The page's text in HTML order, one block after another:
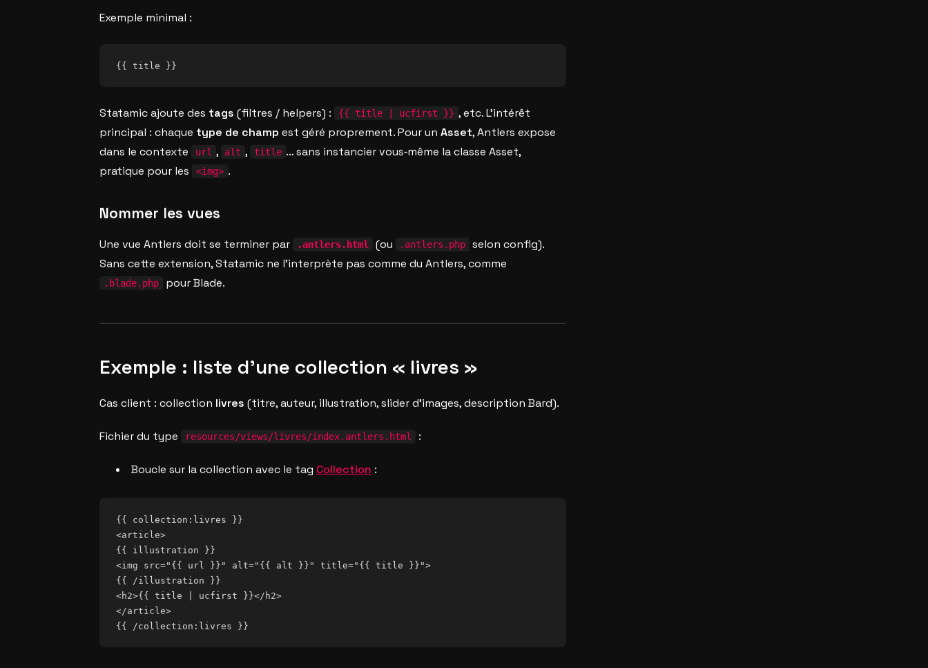
Exemple minimal :
Statamic ajoute des tags (filtres / helpers) : {{ title | ucfirst }} , etc. L’intérêt
principal : chaque type de champ est géré proprement. Pour un Asset, Antlers expose
dans le contexte
url , alt , title … sans instancier vous‑même la classe Asset,
pratique pour les
<img> .
Nommer les vues
Une vue Antlers doit se terminer par .antlers.html (ou .antlers.php
selon config).
Sans cette extension, Statamic ne l’interprète pas comme du Antlers, comme
.blade.php pour Blade.
Exemple : liste d’une collection « livres »
Cas client : collection livres (titre, auteur, illustration, slider d’images, description Bard).
Fichier du type resources/views/livres/index.antlers.html :
Boucle sur la collection avec le tag Collection :
{{ collection:livres }}
<article>
{{ illustration }}
<img src="{{ url }}" alt="{{ alt }}" title="{{ title }}">
{{ /illustration }}
<h2>{{ title | ucfirst }}</h2>
</article>